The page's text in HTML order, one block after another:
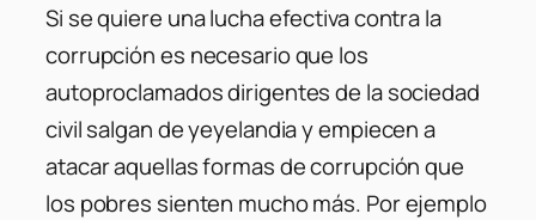
Si se quiere una lucha efectiva contra la
corrupción es necesario que los
autoproclamados dirigentes de la sociedad
civil salgan de yeyelandia y empiecen a
atacar aquellas formas de corrupción que
los pobres sienten mucho más. Por ejemplo